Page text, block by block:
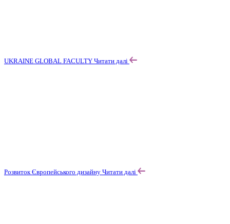
UKRAINE GLOBAL FACULTY Читати далі
Розвиток Європейського дизайну Читати далі